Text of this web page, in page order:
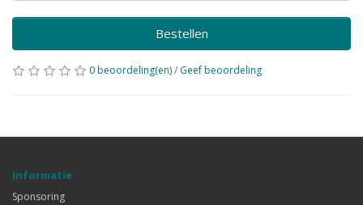
Bestellen
0 beoordeling(en)/ Geef beoordeling
Informatie
Sponsoring